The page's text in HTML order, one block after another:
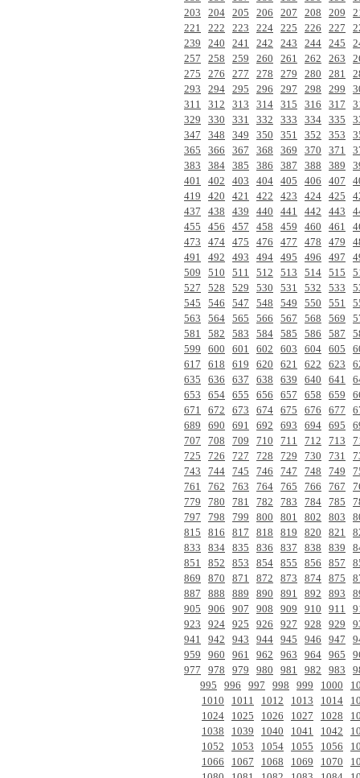
203
204 205 206 207 208 209
221
222 223 224 225 226 227
239
240 241 242 243 244 245
257
258 259 260 261 262 263
275
276 277 278 279 280 281
293
294 295 296 297 298 299
311
312 313 314 315 316 317
329
330 331 332 333 334 335
347
348 349 350 351 352 353
365
366 367 368 369 370 371
383
384 385 386 387 388 389
401
402 403 404 405 406 407
419
420 421 422 423 424 425
437
438 439 440 441 442 443
455
456 457 458 459 460 461
473
474 475 476 477 478 479
491
492 493 494 495 496 497
509
510 511 512 513 514 515
527
528 529 530 531 532 533
545
546 547 548 549 550 551
563
564 565 566 567 568 569
581
582 583 584 585 586 587
599
600 601 602 603 604 605
617
618 619 620 621 622 623
635
636 637 638 639 640 641
653
654 655 656 657 658 659
671
672 673 674 675 676 677
689
690 691 692 693 694 695
707
708 709 710 711 712 713
725
726 727 728 729 730 731
743
744 745 746 747 748 749
761
762 763 764 765 766 767
779
780 781 782 783 784 785
797
798 799 800 801 802 803
815
816 817 818 819 820 821
833
834 835 836 837 838 839
851
852 853 854 855 856 857
869
870 871 872 873 874 875
887
888 889 890 891 892 893
905
906 907 908 909 910 911
923
924 925 926 927 928 929
941
942 943 944 945 946 947
959
960 961 962 963 964 965
977
978 979 980 981 982 983
995
996 997 998 999 1000
1010
1011 1012 1013 1014
1024
1025 1026 1027 1028
1038
1039 1040 1041 1042
1052
1053 1054 1055 1056
1066
1067 1068 1069 1070